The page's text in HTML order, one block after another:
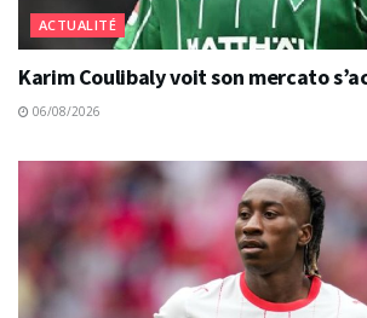
ACTUALITÉ
Karim Coulibaly voit son mercato
06/08/2026